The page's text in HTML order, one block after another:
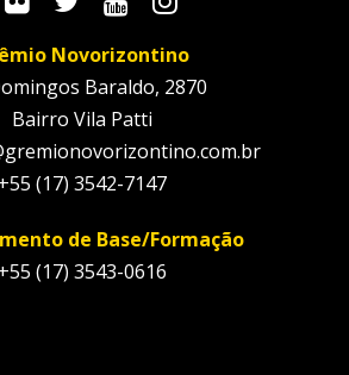
Novorizontino
Baraldo, 2870
Bairro Vila Patti
+55 (17) 3542-7147
de Base/Formação
+55 (17) 3543-0616